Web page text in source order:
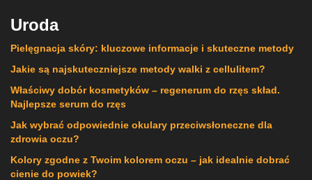
Uroda
Pielęgnacja skóry: kluczowe informacje i skuteczne metody
Jakie są najskuteczniejsze metody walki z cellulitem?
Właściwy dobór kosmetyków – regenerum do rzęs skład.
Najlepsze serum do rzęs
Jak wybrać odpowiednie okulary przeciwsłoneczne dla
zdrowia oczu?
Kolory zgodne z Twoim kolorem oczu – jak idealnie dobrać
cienie do powiek?